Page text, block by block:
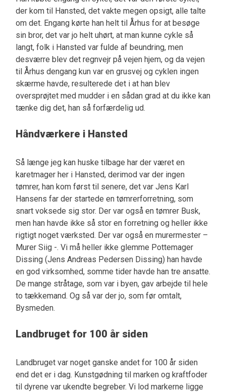
der kom til Hansted, det vakte megen opsigt, alle talte
om det. Engang kørte han helt til Århus for at besøge
sin bror, det var jo helt uhørt, at man kunne cykle så
langt, folk i Hansted var fulde af beundring, men
desværre blev det regnvejr på vejen hjem, og da vejen
til Århus dengang kun var en grusvej og cyklen ingen
skærme havde, resulterede det i at han blev
oversprøjtet med mudder i en sådan grad at du ikke kan
tænke dig det, han så forfærdelig ud.
Håndværkere i Hansted
Så længe jeg kan huske tilbage har der været en
karetmager her i Hansted, derimod var der ingen
tømrer, han kom først til senere, det var Jens Karl
Hansens far der startede en tømrerforretning, som
snart voksede sig stor. Der var også en tømrer Busk,
men han havde ikke så stor en forretning og heller ikke
rigtigt noget værksted. Der var også en murermester –
Murer Siig -. Vi må heller ikke glemme Pottemager
Dissing (Jens Andreas Pedersen Dissing) han havde
en god virksomhed, somme tider havde han tre ansatte.
De mange stråtage, som var i byen, gav arbejde til hele
to tækkemand. Og så var der jo, som før omtalt,
Bysmeden.
Landbruget for 100 år siden
Landbruget var noget ganske andet for 100 år siden
end det er i dag. Kunstgødning til marken og kraftfoder
til dyrene var ukendte begreber. Vi lod markerne ligge